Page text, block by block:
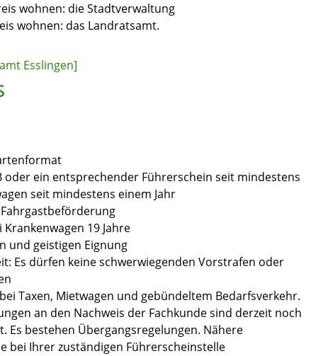
wohnen: die Stadtverwaltung
wohnen: das Landratsamt.
Esslingen]
oder ein entsprechender Führerschein seit mindestens
seit mindestens einem Jahr
19 Jahre
und geistigen Eignung
Es dürfen keine schwerwiegenden Vorstrafen oder
Taxen, Mietwagen und gebündeltem Bedarfsverkehr.
an den Nachweis der Fachkunde sind derzeit noch
Es bestehen Übergangsregelungen. Nähere
bei Ihrer zuständigen Führerscheinstelle